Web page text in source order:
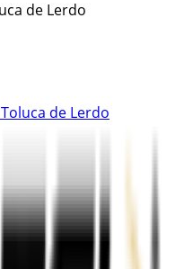
de Lerdo
de Lerdo